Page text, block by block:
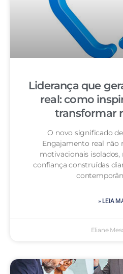
Liderança que
real: como
transformar
O novo significado
Engajamento real não
motivacionais isolados,
confiança construídas
» LEIA
Eliane